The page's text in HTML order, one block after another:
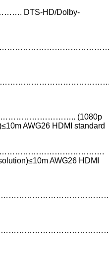
DTS-HD/Dolby-
(1080p
AWG26 HDMI standard
AWG26 HDMI